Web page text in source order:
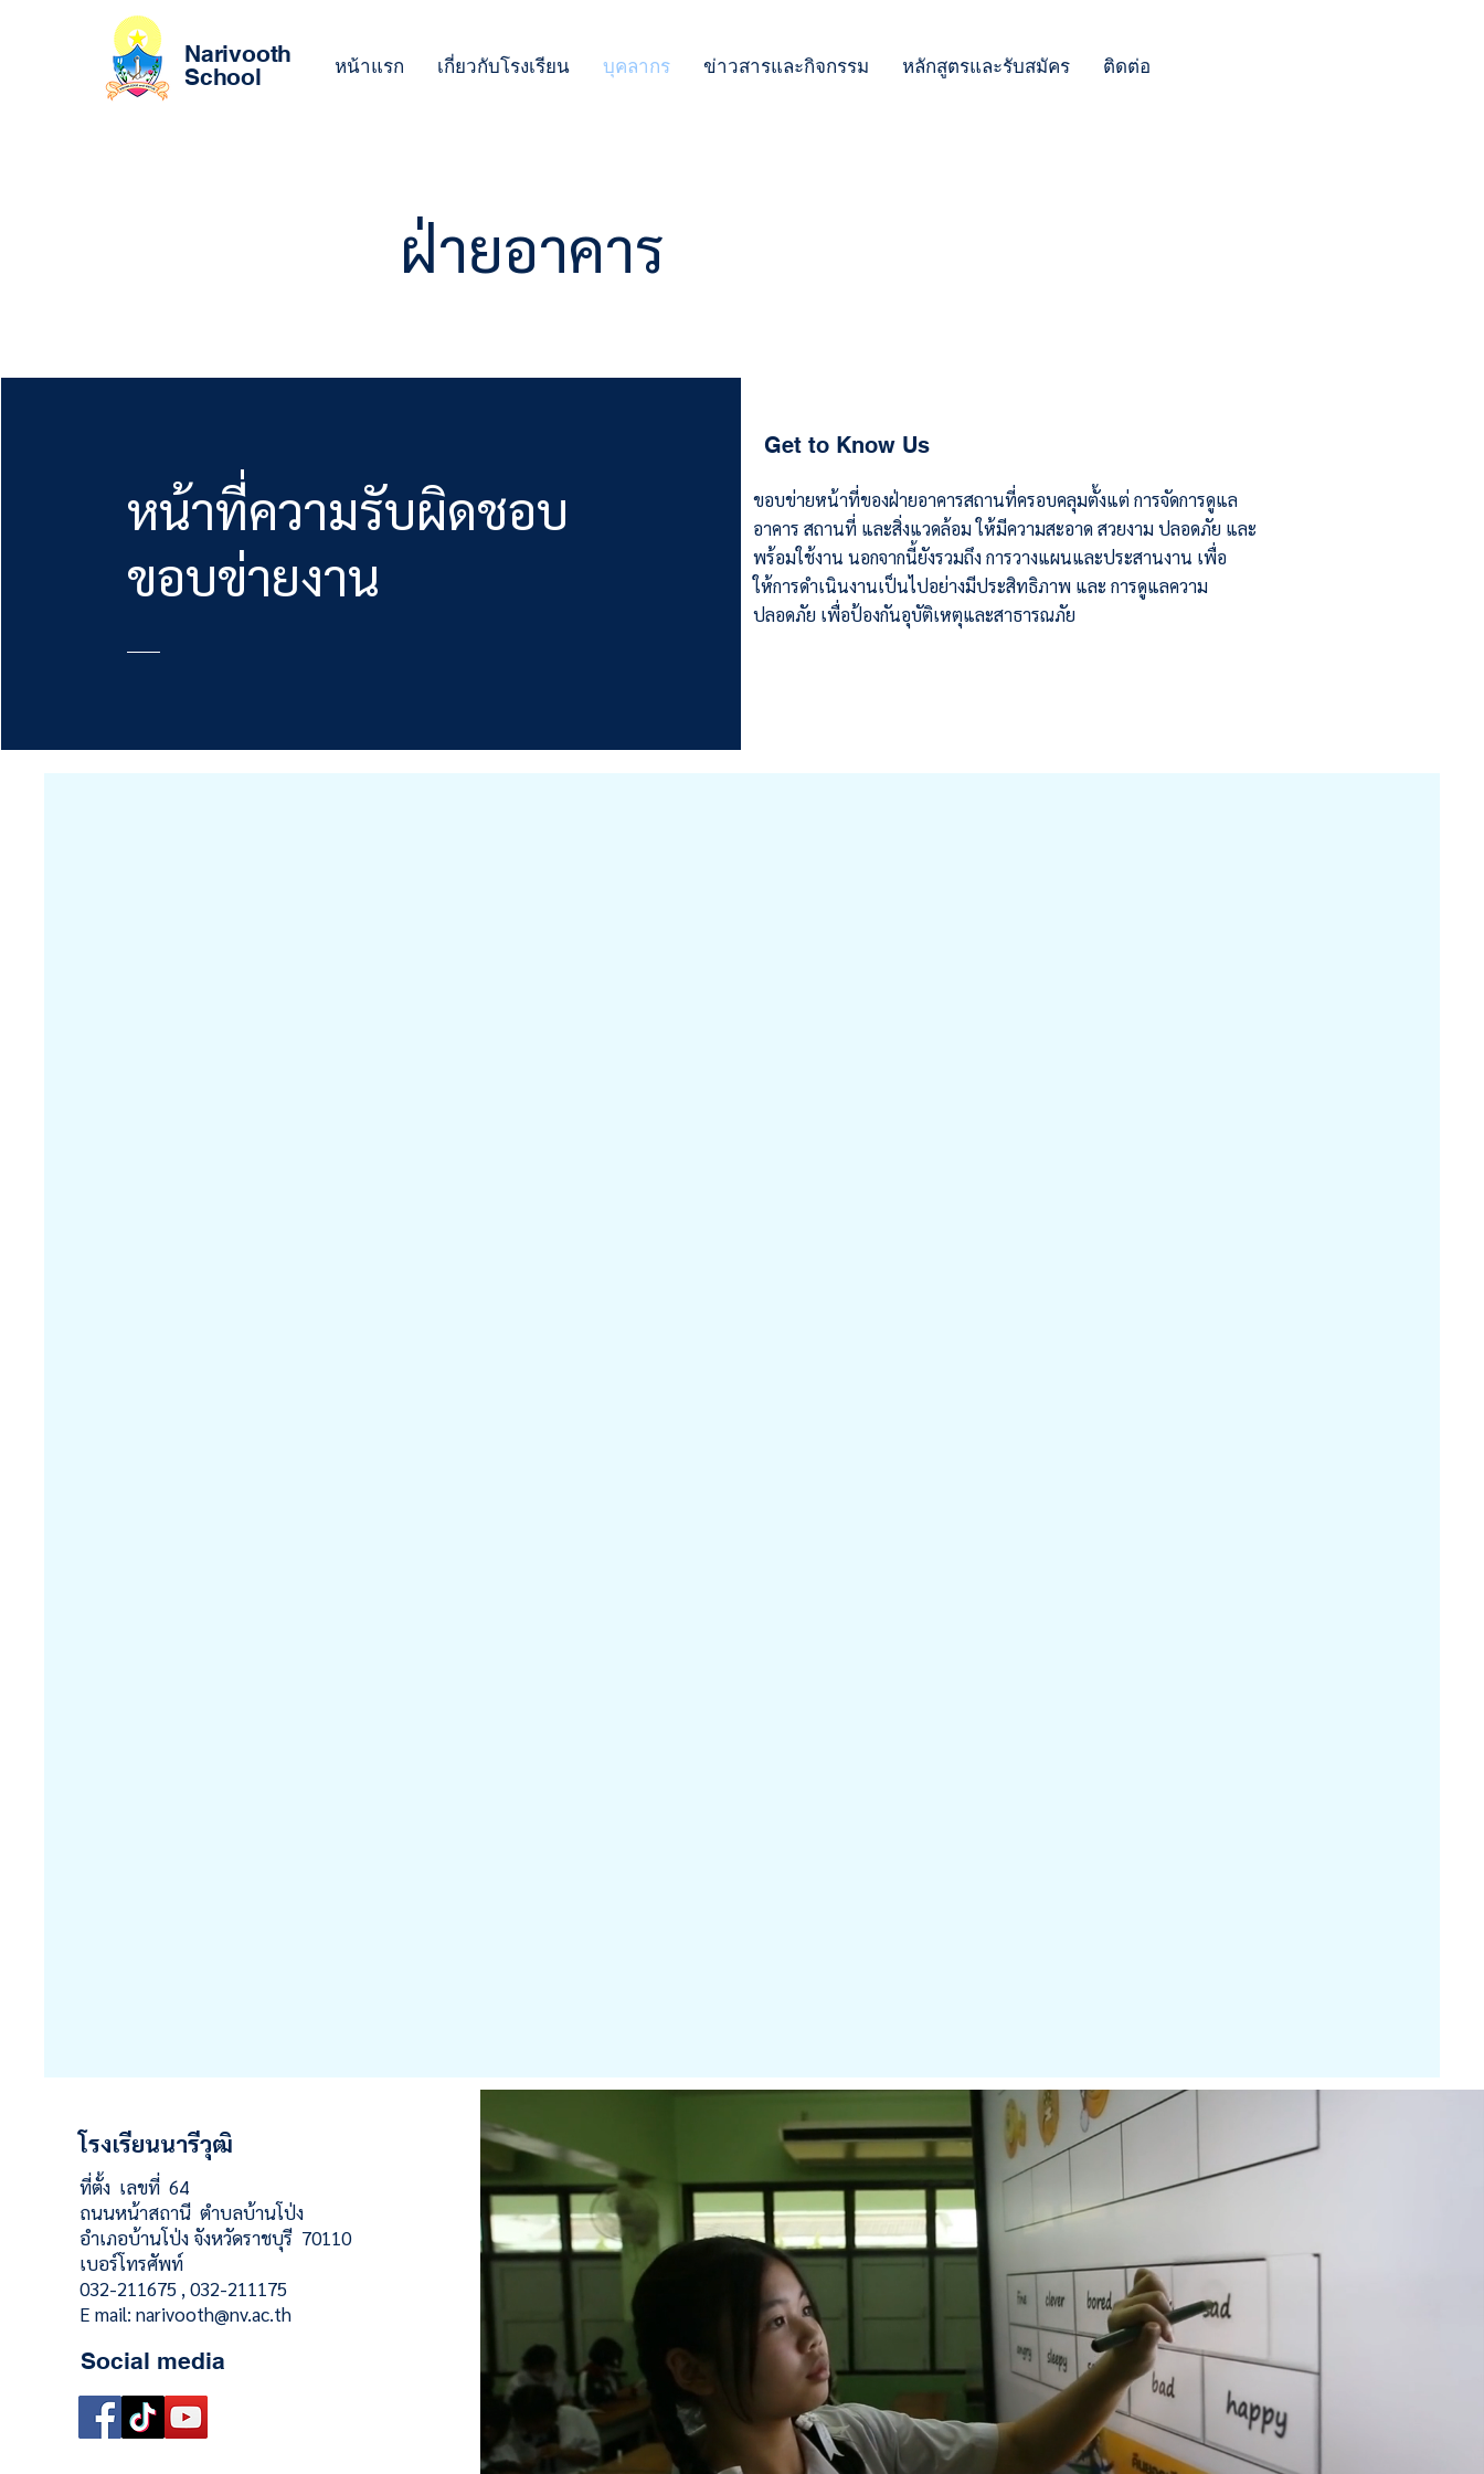
Narivooth
School
หน้าแรก เกี่ยวกับโรงเรียน บุคลากร ข่าวสารและกิจกรรม หลักสูตรและรับสมัคร ติดต่อ
ฝ่ายอาคาร
หน้าที่ความรับผิดชอบ
ขอบข่ายงาน
Get to Know Us
ขอบข่ายหน้าที่ของฝ่ายอาคารสถานที่ครอบคลุมตั้งแต่ การจัดการดูแล
อาคาร สถานที่ และสิ่งแวดล้อม ให้มีความสะอาด สวยงาม ปลอดภัย และ
พร้อมใช้งาน นอกจากนี้ยังรวมถึง การวางแผนและประสานงาน เพื่อ
ให้การดำเนินงานเป็นไปอย่างมีประสิทธิภาพ และ การดูแลความ
ปลอดภัย เพื่อป้องกันอุบัติเหตุและสาธารณภัย
โรงเรียนนารีวุฒิ
ที่ตั้ง เลขที่ 64
ถนนหน้าสถานี ตำบลบ้านโป่ง
อำเภอบ้านโป่ง จังหวัดราชบุรี 70110
เบอร์โทรศัพท์
032-211675 , 032-211175
E mail: narivooth@nv.ac.th
Social media